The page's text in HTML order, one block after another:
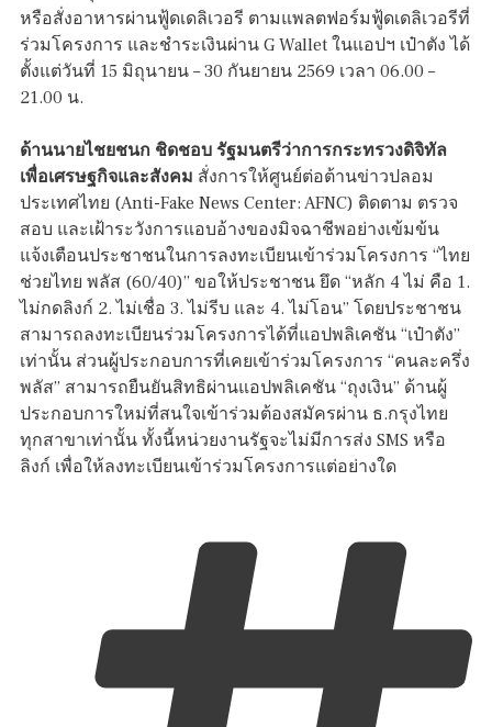
หรือสั่งอาหารผ่านฟู้ดเดลิเวอรี ตามแพลตฟอร์มฟู้ดเดลิเวอรีที่
ร่วมโครงการ และชำระเงินผ่าน G Wallet ในแอปฯ เป๋าตัง ได้
ตั้งแต่วันที่ 15 มิถุนายน – 30 กันยายน 2569 เวลา 06.00 –
21.00 น.
ด้านนายไชยชนก ชิดชอบ รัฐมนตรีว่าการกระทรวงดิจิทัล
เพื่อเศรษฐกิจและสังคม สั่งการให้ศูนย์ต่อต้านข่าวปลอม
ประเทศไทย (Anti-Fake News Center: AFNC) ติดตาม ตรวจ
สอบ และเฝ้าระวังการแอบอ้างของมิจฉาชีพอย่างเข้มข้น
แจ้งเตือนประชาชนในการลงทะเบียนเข้าร่วมโครงการ “ไทย
ช่วยไทย พลัส (60/40)” ขอให้ประชาชน ยึด “หลัก 4 ไม่ คือ 1.
ไม่กดลิงก์ 2. ไม่เชื่อ 3. ไม่รีบ และ 4. ไม่โอน” โดยประชาชน
สามารถลงทะเบียนร่วมโครงการได้ที่แอปพลิเคชัน “เป๋าตัง”
เท่านั้น ส่วนผู้ประกอบการที่เคยเข้าร่วมโครงการ “คนละครึ่ง
พลัส” สามารถยืนยันสิทธิผ่านแอปพลิเคชัน “ถุงเงิน” ด้านผู้
ประกอบการใหม่ที่สนใจเข้าร่วมต้องสมัครผ่าน ธ.กรุงไทย
ทุกสาขาเท่านั้น ทั้งนี้หน่วยงานรัฐจะไม่มีการส่ง SMS หรือ
ลิงก์ เพื่อให้ลงทะเบียนเข้าร่วมโครงการแต่อย่างใด